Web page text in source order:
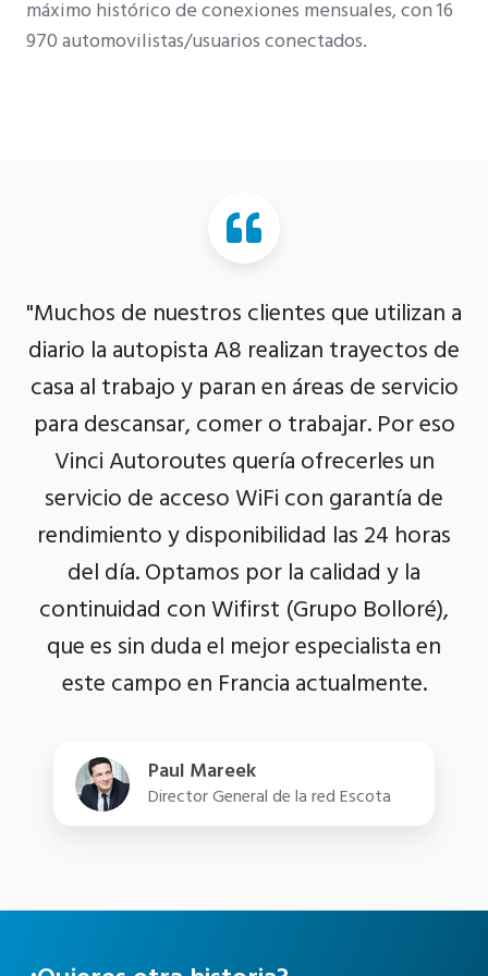
máximo histórico de conexiones mensuales, con 16
970 automovilistas/usuarios conectados.
"Muchos de nuestros clientes que utilizan a
diario la autopista A8 realizan trayectos de
casa al trabajo y paran en áreas de servicio
para descansar, comer o trabajar. Por eso
Vinci Autoroutes quería ofrecerles un
servicio de acceso WiFi con garantía de
rendimiento y disponibilidad las 24 horas
del día. Optamos por la calidad y la
continuidad con Wifirst (Grupo Bolloré),
que es sin duda el mejor especialista en
este campo en Francia actualmente.
Paul Mareek
Director General de la red Escota